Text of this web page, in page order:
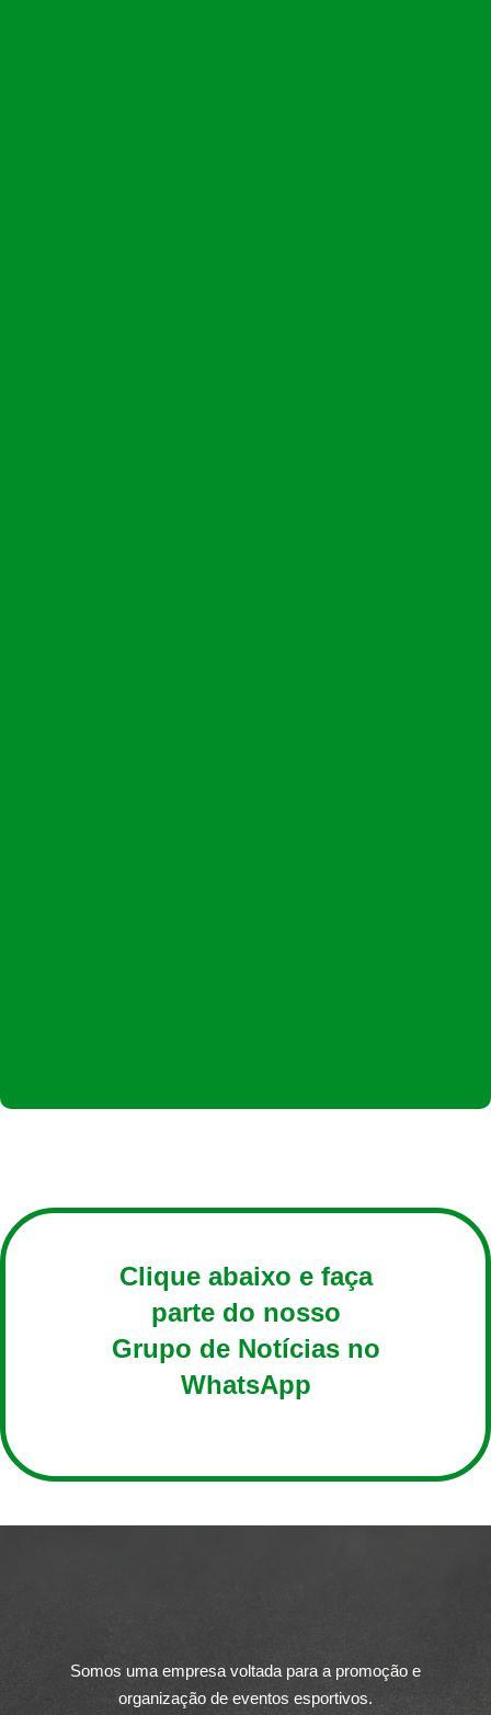
Clique abaixo e faça
parte do nosso
Grupo de Notícias no
WhatsApp
Somos uma empresa voltada para a promoção e
organização de eventos esportivos.